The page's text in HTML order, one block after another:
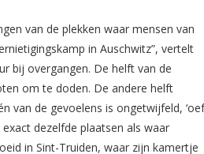
van de plekken waar mensen van
in Auschwitz”, vertelt
bij overgangen. De helft van de
om te doden. De andere helft
van de gevoelens is ongetwijfeld,
dezelfde plaatsen als waar
in Sint-Truiden, waar zijn kamertje